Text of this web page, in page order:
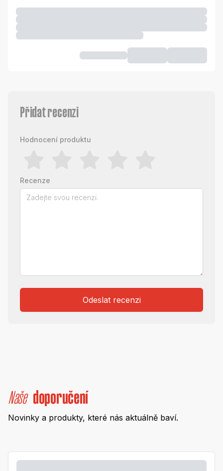
Přidat recenzi
Hodnocení produktu
Recenze
Odeslat recenzi
Naše doporučení
Novinky a produkty, které nás aktuálně baví.